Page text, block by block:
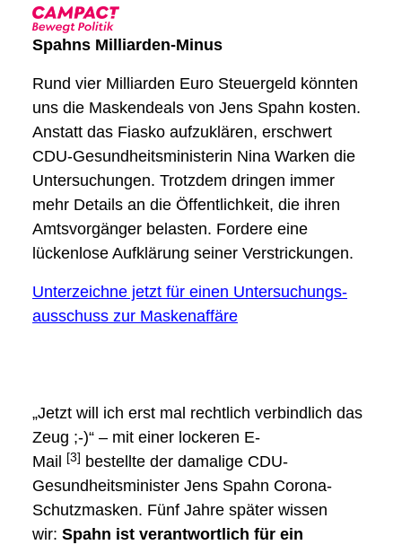
Spahns Milliarden-Minus
Rund vier Milliarden Euro Steuergeld könnten
uns die Maskendeals von Jens Spahn kosten.
Anstatt das Fiasko aufzuklären, erschwert
CDU-Gesundheitsministerin Nina Warken die
Untersuchungen. Trotzdem dringen immer
mehr Details an die Öffentlichkeit, die ihren
Amtsvorgänger belasten. Fordere eine
lückenlose Aufklärung seiner Verstrickungen.
Unterzeichne jetzt für einen Untersuchungs­
ausschuss zur Maskenaffäre
„Jetzt will ich erst mal rechtlich verbindlich das
Zeug ;-)“ – mit einer lockeren E-
Mail
[3] bestellte der damalige CDU-
Gesundheitsminister Jens Spahn Corona-
Schutzmasken. Fünf Jahre später wissen
wir: Spahn ist verantwortlich für ein